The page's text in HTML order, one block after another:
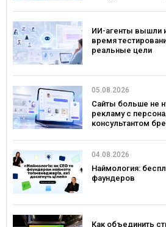
ИИ-агенты вышли
время
реальные цели
05.08.2026
Сайты больше не
рекламу с
консультантом
04.08.2026
Наймология:
фаундеров
Как объединить